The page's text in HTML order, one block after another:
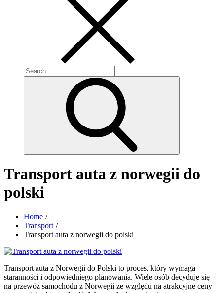
Search
for:
Transport auta z norwegii do
polski
Home
Transport
Transport auta z norwegii do polski
Transport auta z Norwegii do Polski to proces, który wymaga
staranności i odpowiedniego planowania. Wiele osób decyduje się
na przewóz samochodu z Norwegii ze względu na atrakcyjne ceny